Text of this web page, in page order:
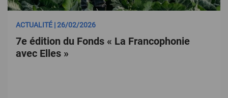
ACTUALITÉ | 26/02/2026
7e édition du Fonds « La Francophonie
avec Elles »